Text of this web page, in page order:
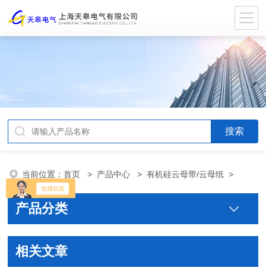
当前位置：首页 > 产品中心 >有机硅云母带/云母纸 >
产品分类
相关文章